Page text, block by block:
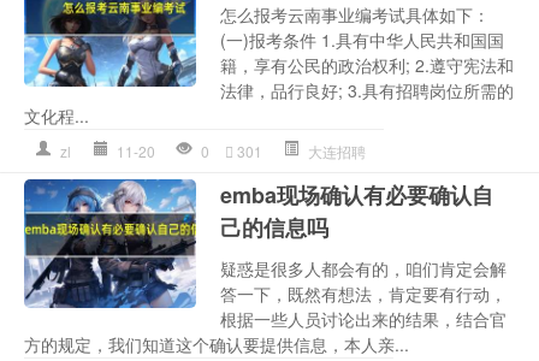
怎么报考云南事业编考试具体如下：
(一)报考条件 1.具有中华人民共和国国
籍，享有公民的政治权利; 2.遵守宪法和
法律，品行良好; 3.具有招聘岗位所需的
文化程...
zl 11-20 0 301 大连招聘
emba现场确认有必要确认自
己的信息吗
疑惑是很多人都会有的，咱们肯定会解
答一下，既然有想法，肯定要有行动，
根据一些人员讨论出来的结果，结合官
方的规定，我们知道这个确认要提供信息，本人亲...